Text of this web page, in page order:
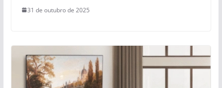
31 de outubro de 2025